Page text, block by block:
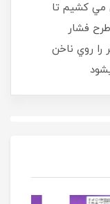
مي کشيم تا
فشار
را روي ناخن